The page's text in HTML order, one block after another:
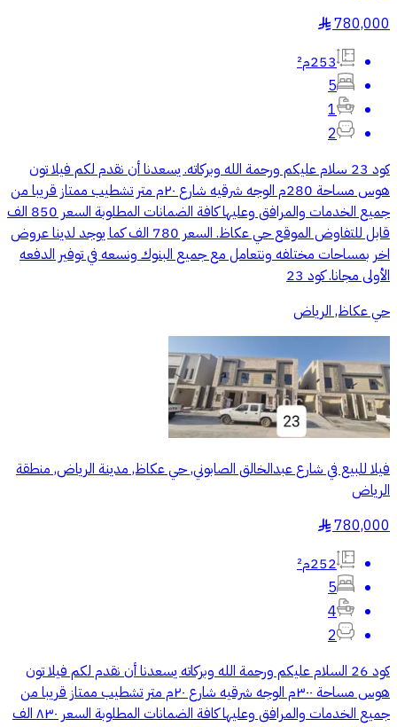
780,000
§
253م²
5
1
2
كود 23 سلام عليكم ورحمة الله وبركاته. يسعدنا أن نقدم لكم فيلا تون
هوس مساحة 280م الوجه شرقيه شارع ٢٠م متر تشطيب ممتاز قريبا من
جميع الخدمات والمرافق وعليها كافة الضمانات المطلوبة السعر 850 الف
قابل للتفاوض الموقع حي عكاظ. السعر 780 الف كما يوجد لدينا عروض
اخر بمساحات مختلفه ونتعامل مع جميع البنوك ونسعه في توفير الدفعه
الأولى مجانا. كود 23
حي عكاظ, الرياض
فيلا للبيع في شارع عبدالخالق الصابوني, حي عكاظ, مدينة الرياض, منطقة
الرياض
780,000
§
252م²
5
4
2
كود 26 السلام عليكم ورحمة الله وبركاته يسعدنا أن نقدم لكم فيلا تون
هوس مساحة ٣٠٠م الوجه شرقيه شارع ٢٠م متر تشطيب ممتاز قريبا من
جميع الخدمات والمرافق وعليها كافة الضمانات المطلوبة السعر ٨٣٠ الف